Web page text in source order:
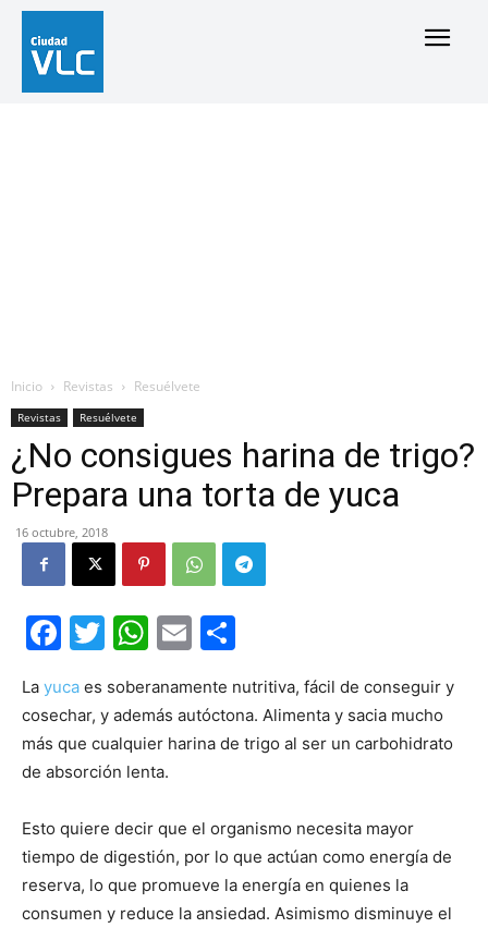
Inicio Revistas Resuélvete
Revistas Resuélvete
¿No consigues harina de trigo?
Prepara una torta de yuca
16 octubre, 2018
Facebook
Twitter
WhatsApp
Email
La yuca es soberanamente nutritiva, fácil de conseguir y
cosechar, y además autóctona. Alimenta y sacia mucho
más que cualquier harina de trigo al ser un carbohidrato
de absorción lenta.
Esto quiere decir que el organismo necesita mayor
tiempo de digestión, por lo que actúan como energía de
reserva, lo que promueve la energía en quienes la
consumen y reduce la ansiedad. Asimismo disminuye el